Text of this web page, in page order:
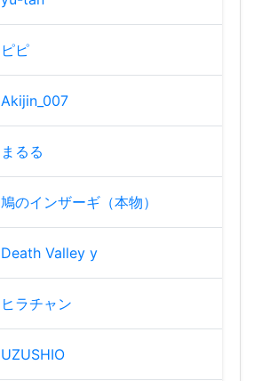
ピピ
Akijin_007
まるる
鳩のインザーギ（本物）
Death Valley y
ヒラチャン
UZUSHIO